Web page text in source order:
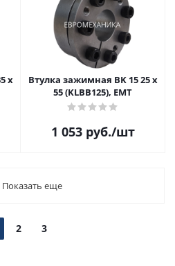
x
Втулка зажимная BK 15 25 x
55 (KLBB125), EMT
1 053руб./шт
Показать еще
2 3